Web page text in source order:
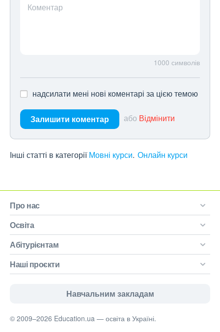
Коментар
1000 символів
надсилати мені нові коментарі за цією темою
Залишити коментар або Відмінити
Інші статті в категорії Мовні курси Онлайн курси
Про нас
Освіта
Абітурієнтам
Наші проєкти
Навчальним закладам
© 2009–2026 Education.ua — освіта в Україні.